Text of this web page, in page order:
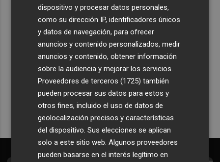
Recibe toda la actualidad de
Plaza Podcast en tu correo
Quiero suscribirme
dispositivo y procesar datos personales,
como su dirección IP, identificadores únicos
y datos de navegación, para ofrecer
anuncios y contenido personalizados, medir
anuncios y contenido, obtener información
sobre la audiencia y mejorar los servicios.
Proveedores de terceros (1725) también
pueden procesar sus datos para estos y
otros fines, incluido el uso de datos de
geolocalización precisos y características
del dispositivo. Sus elecciones se aplican
solo a este sitio web. Algunos proveedores
pueden basarse en el interés legítimo en